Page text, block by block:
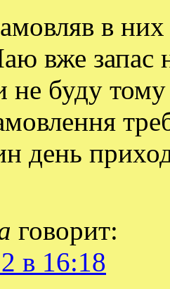
в
вже запас
не буду
день
говорит:
в 16:18